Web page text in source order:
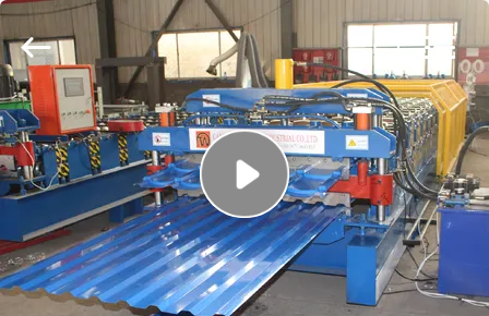
HUIS
PRODUCTEN
OVER
ONS
Famous
Trading
Co.,
Ltd.
All
Rights
Reserved.